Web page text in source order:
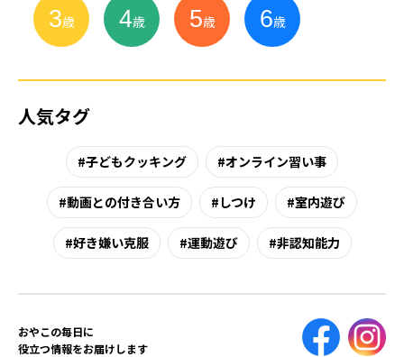
3歳 4歳 5歳 6歳
人気タグ
子どもクッキング オンライン習い事
動画との付き合い方 しつけ 室内遊び
好き嫌い克服 運動遊び 非認知能力
おやこの毎日に
役立つ情報をお届けします